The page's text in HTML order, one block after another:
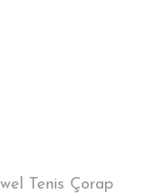
Tenis Çorap